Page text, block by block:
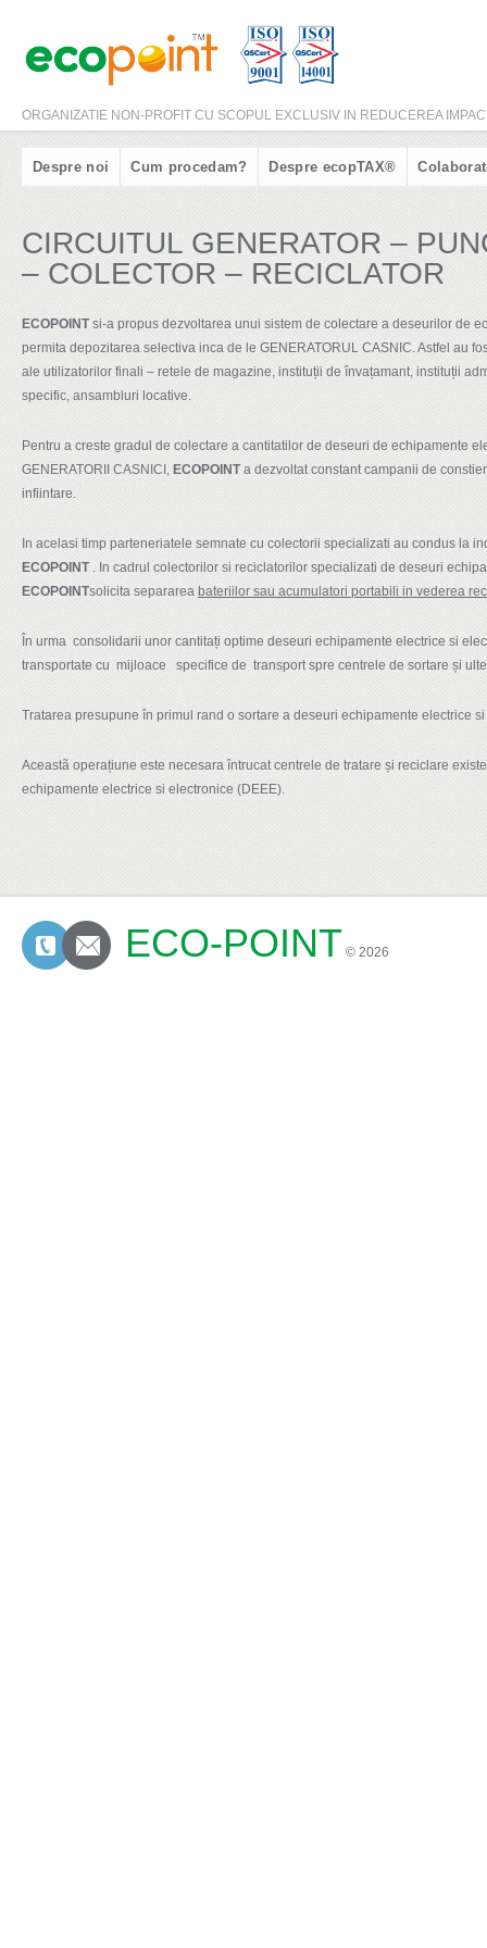
ORGANIZATIE NON-PROFIT CU SCOPUL EXCLUSIV IN REDUCEREA
Despre noi Cum procedam? Despre ecopTAX®
CIRCUITUL GENERATOR –
– COLECTOR – RECICLATOR
ECOPOINTsi-a propus dezvoltarea unui sistem de colectare a deseurilor de
permita depozitarea selectiva inca de le GENERATORUL CASNIC. Astfel au
ale utilizatorilor finali – retele de magazine, instituții de învațamant, instituții
specific, ansambluri locative.
Pentru a creste gradul de colectare a cantitatilor de deseuri de echipamente
GENERATORII CASNICI, ECOPOINTa dezvoltat constant campanii de
infiintare.
In acelasi timp parteneriatele semnate cu colectorii specializati au condus la
ECOPOINT . In cadrul colectorilor si reciclatorilor specializati de deseuri
ECOPOINTsolicita separarea bateriilor sau acumulatori portabili in vederea
În urma consolidarii unor cantitați optime deseuri echipamente electrice si
transportate cu mijloace specifice de transport spre centrele de sortare și
Tratarea presupune în primul rand o sortare a deseuri echipamente electrice
Aceastã operațiune este necesara întrucat centrele de tratare și reciclare
echipamente electrice si electronice (DEEE).
CONTACTS
ECO-POINT © 2026